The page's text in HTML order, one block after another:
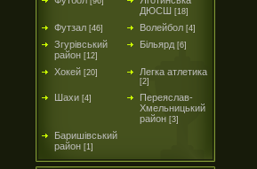
ДЮСШ [18]
Футзал [46] Волейбол [4]
Згурівський
район [12]
Більярд [6]
Хокей [20] Легка атлетика
[2]
Шахи [4]
Переяслав-
Хмельницький
район [3]
Баришівський
район [1]